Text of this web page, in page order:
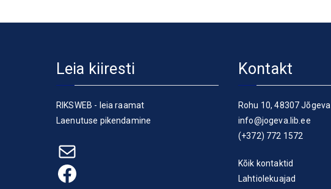
Leia kiiresti
RIKSWEB - leia raamat
Laenutuse pikendamine
E-post
Facebook
Kontakt
Rohu 10, 48307 Jõgeva
info@jogeva.lib.ee
(+372) 772 1572
Kõik kontaktid
Lahtiolekuajad